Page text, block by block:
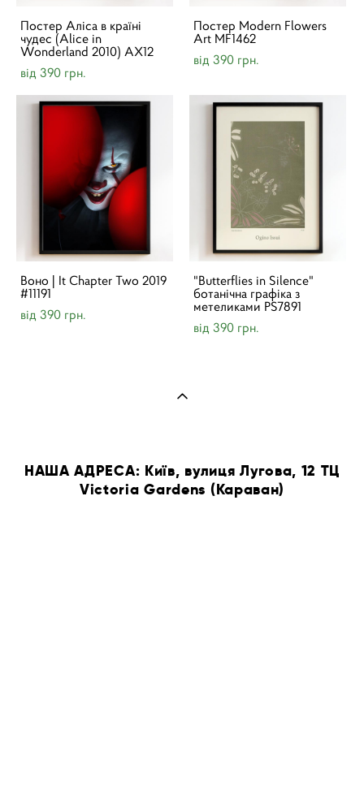
Постер Аліса в країні
чудес (Alice in
Wonderland 2010) AX12
від 390 грн.
Постер Modern Flowers
Art MF1462
від 390 грн.
Воно | It Chapter Two 2019
#11191
від 390 грн.
"Butterflies in Silence"
ботанічна графіка з
метеликами PS7891
від 390 грн.
НАША АДРЕСА: Київ, вулиця Лугова, 12 ТЦ
Victoria Gardens (Караван)